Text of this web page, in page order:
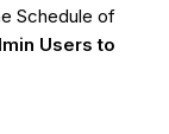
Schedule of
Users to